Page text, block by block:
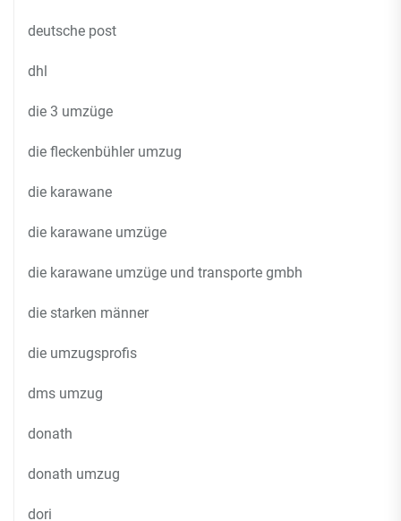
deutsche post
dhl
die 3 umzüge
die fleckenbühler umzug
die karawane
die karawane umzüge
die karawane umzüge und transporte gmbh
die starken männer
die umzugsprofis
dms umzug
donath
donath umzug
dori